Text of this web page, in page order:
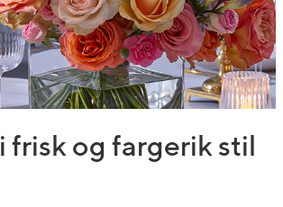
frisk og fargerik stil